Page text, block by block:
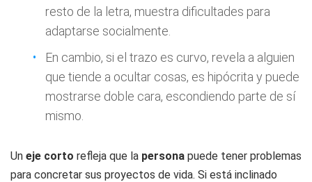
resto de la letra, muestra dificultades para
adaptarse socialmente.
En cambio, si el trazo es curvo, revela a alguien
que tiende a ocultar cosas, es hipócrita y puede
mostrarse doble cara, escondiendo parte de sí
mismo.
Un eje corto refleja que la persona puede tener problemas
para concretar sus proyectos de vida. Si está inclinado